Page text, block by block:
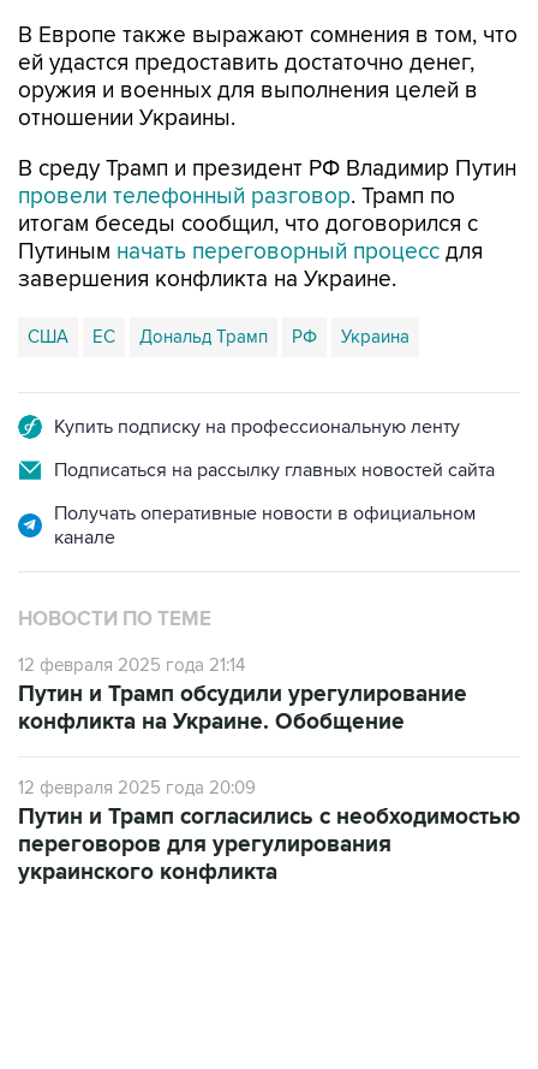
В Европе также выражают сомнения в том, что
ей удастся предоставить достаточно денег,
оружия и военных для выполнения целей в
отношении Украины.
В среду Трамп и президент РФ Владимир Путин
провели телефонный разговор. Трамп по
итогам беседы сообщил, что договорился с
Путиным начать переговорный процесс для
завершения конфликта на Украине.
США ЕС Дональд Трамп РФ Украина
Купить подписку на профессиональную ленту
Подписаться на рассылку главных новостей сайта
Получать оперативные новости в официальном
канале
НОВОСТИ ПО ТЕМЕ
12 февраля 2025 года 21:14
Путин и Трамп обсудили урегулирование
конфликта на Украине. Обобщение
12 февраля 2025 года 20:09
Путин и Трамп согласились с необходимостью
переговоров для урегулирования
украинского конфликта